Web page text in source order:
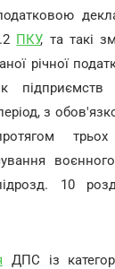
ПКУ, та такі
річної
підприємств
з
10
ДПС із